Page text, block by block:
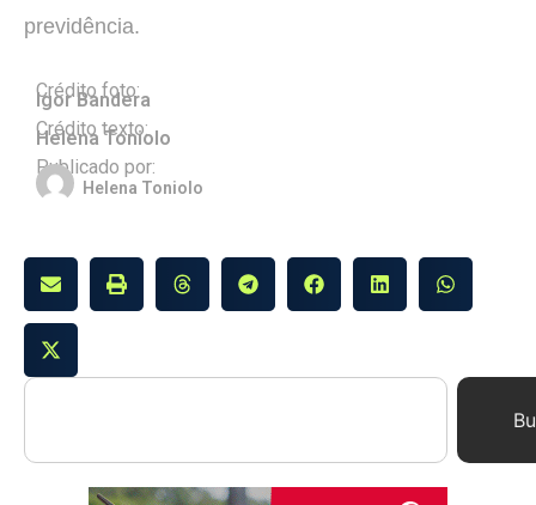
previdência.
Crédito foto:
Igor Bandera
Crédito texto:
Helena Toniolo
Publicado por:
Helena Toniolo